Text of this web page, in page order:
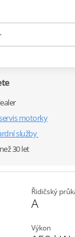
motorky
služby
30 let
Řidičský
A
Výkon